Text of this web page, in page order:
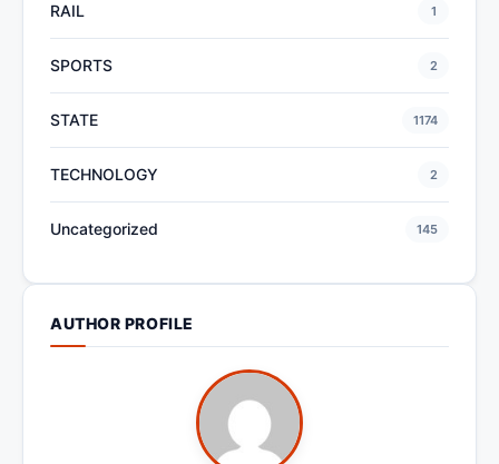
RAIL 1
SPORTS 2
STATE 1174
TECHNOLOGY 2
Uncategorized 145
AUTHOR PROFILE